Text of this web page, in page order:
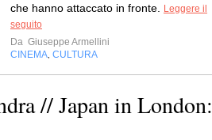
che hanno attaccato in fronte.
Leggere il
seguito
Da Giuseppe Armellini
CINEMA CULTURA
// Japan in London: